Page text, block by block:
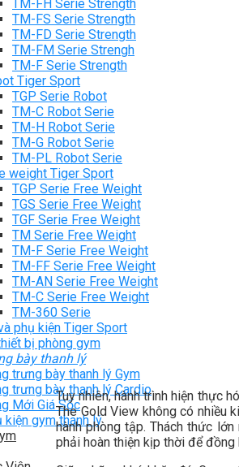
TM-FH Serie Strength
TM-FS Serie Strength
TM-FD Serie Strength
TM-FM Serie Strengh
TM-F Serie Strength
Tiger Sport
TGP Serie Robot
TM-C Robot Serie
TM-H Robot Serie
TM-G Robot Serie
TM-PL Robot Serie
weight Tiger Sport
TGP Serie Free Weight
TGS Serie Free Weight
TGF Serie Free Weight
TM Serie Free Weight
TM-F Serie Free Weight
TM-FF Serie Free Weight
TM-AN Serie Free Weight
TM-C Serie Free Weight
TM-360 Serie
phụ kiện Tiger Sport
bị phòng gym
bày thanh lý
trưng bày thanh lý Gym
trưng bày thanh lý Cardio
Mới Giá Sốc
kiện gym thanh lý
Tuy nhiên, hành trình hiện thực
The Gold View không có nhiều
hành phòng tập. Thách thức
phải hoàn thiện kịp thời để